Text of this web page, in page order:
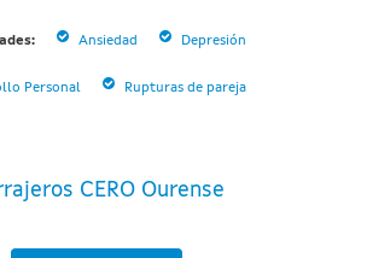
Ansiedad Depresión
Personal Rupturas de pareja
CERO Ourense